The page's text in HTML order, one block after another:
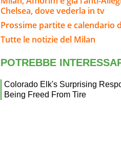
Chelsea, dove vederla in tv
Prossime partite e calendario
Tutte le notizie del Milan